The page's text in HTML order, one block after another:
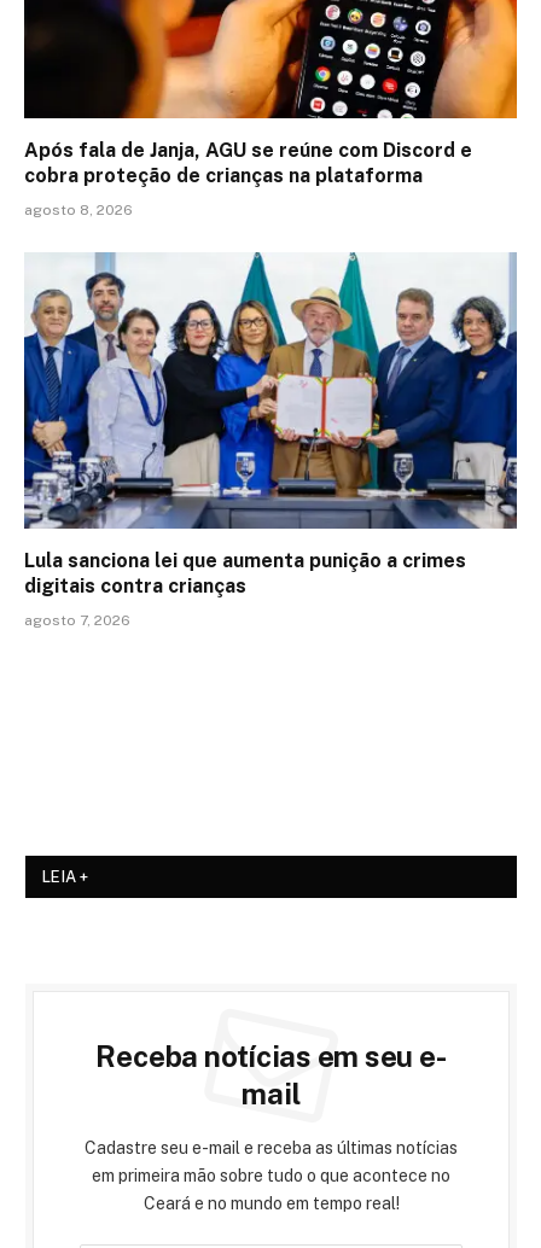
Após fala de Janja, AGU se reúne com Discord e
cobra proteção de crianças na plataforma
agosto 8, 2026
Lula sanciona lei que aumenta punição a crimes
digitais contra crianças
agosto 7, 2026
LEIA +
Receba notícias em seu e-
mail
Cadastre seu e-mail e receba as últimas notícias
em primeira mão sobre tudo o que acontece no
Ceará e no mundo em tempo real!